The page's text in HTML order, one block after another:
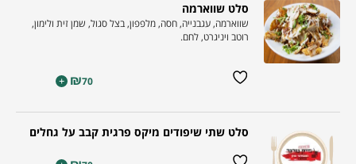
סלט שווארמה
שווארמה, עגבנייה, חסה, מלפפון, בצל סגול, שמן זית ולימון,
רוטב ויניגרט, לחם.
₪70
+
סלט שתי שיפודים מיקס פרגית קבב על גחלים